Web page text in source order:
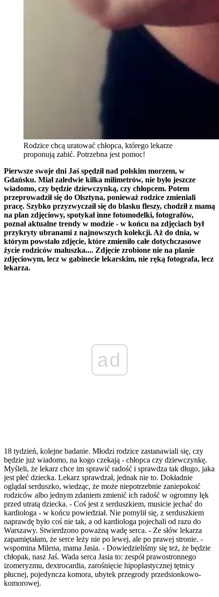
Rodzice chcą uratować chłopca, którego lekarze
proponują zabić. Potrzebna jest pomoc!
Pierwsze swoje dni Jaś spędził nad polskim morzem, w
Gdańsku. Miał zaledwie kilka milimetrów, nie było jeszcze
wiadomo, czy będzie dziewczynką, czy chłopcem. Potem
przeprowadził się do Olsztyna, ponieważ rodzice zmieniali
pracę. Szybko przyzwyczaił się do blasku fleszy, chodził z mamą
na plan zdjęciowy, spotykał inne fotomodelki, fotografów,
poznał aktualne trendy w modzie - w końcu na zdjęciach był
przykryty ubranami z najnowszych kolekcji. Aż do dnia, w
którym powstało zdjęcie, które zmieniło całe dotychczasowe
życie rodziców maluszka.... Zdjęcie zrobione nie na planie
zdjęciowym, lecz w gabinecie lekarskim, nie ręką fotografa, lecz
lekarza.
ad
18 tydzień, kolejne badanie. Młodzi rodzice zastanawiali się, czy
będzie już wiadomo, na kogo czekają - chłopca czy dziewczynkę.
Myśleli, że lekarz chce im sprawić radość i sprawdza tak długo, jaka
jest płeć dziecka. Lekarz sprawdzał, jednak nie to. Dokładnie
oglądał serduszko, wiedząc, że może niepotrzebnie zaniepokoić
rodziców albo jednym zdaniem zmienić ich radość w ogromny lęk
przed utratą dziecka. - Coś jest z serduszkiem, musicie jechać do
kardiologa - w końcu powiedział. Nie pomylił się, z serduszkiem
naprawdę było coś nie tak, a od kardiologa pojechali od razu do
Warszawy. Stwierdzono poważną wadę serca. - Ze słów lekarza
zapamiętałam, że serce leży nie po lewej, ale po prawej stronie. -
wspomina Milena, mama Jasia. - Dowiedzieliśmy się też, że będzie
chłopak, nasz Jaś. Wada serca Jasia to: zespół prawostronnego
izomeryzmu, dextrocardia, zarośnięcie hipoplastycznej tętnicy
płucnej, pojedyncza komora, ubytek przegrody przedsionkowo-
komorowej.